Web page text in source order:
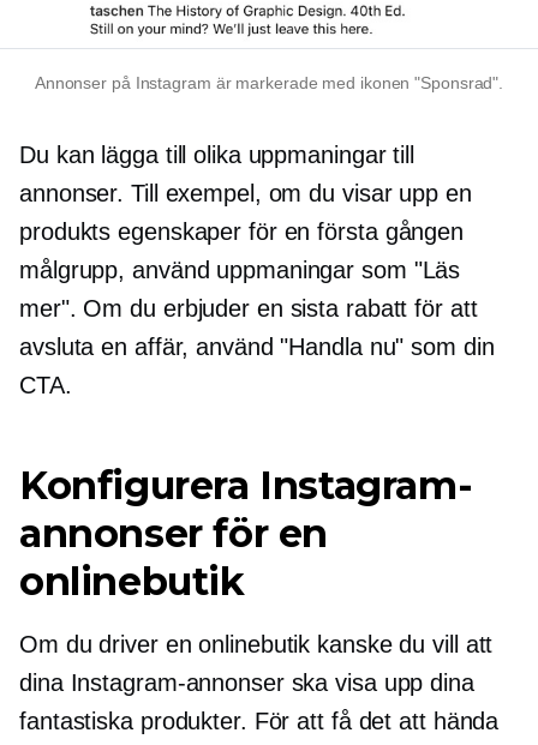
Annonser på Instagram är markerade med ikonen "Sponsrad".
Du kan lägga till olika uppmaningar till
annonser. Till exempel, om du visar upp en
produkts egenskaper för enförsta gången
målgrupp, använd uppmaningar som "Läs
mer". Om du erbjuder en sista rabatt för att
avsluta en affär, använd "Handla nu" som din
CTA.
Konfigurera Instagram-
annonser för en
onlinebutik
Om du driver en onlinebutik kanske du vill att
dina Instagram-annonser ska visa upp dina
fantastiska produkter. För att få det att hända